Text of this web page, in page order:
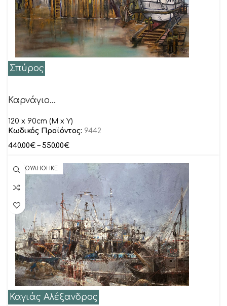
Σπύρος
Καρνάγιο…
120 x 90cm (M x Y)
Κωδικός Προϊόντος: 9442
440.00€ – 550.00€
ΠΟΥΛΗΘΗΚΕ
Καγιάς Αλέξανδρος